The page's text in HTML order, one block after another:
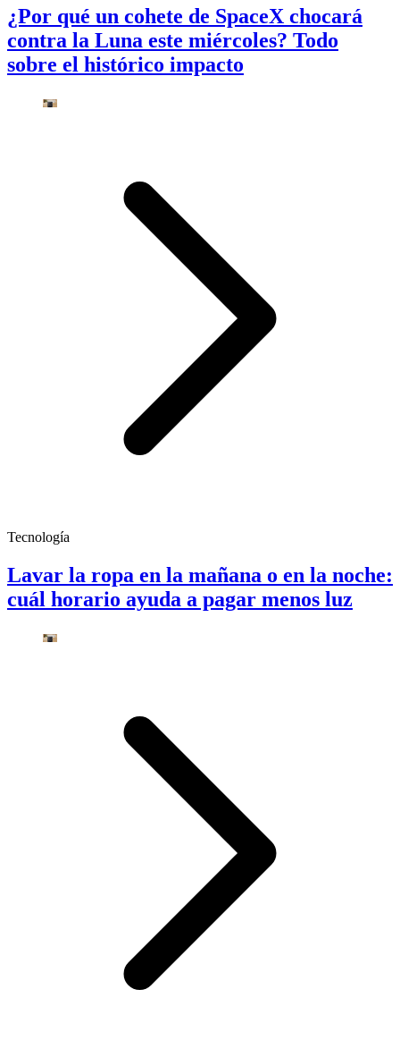
¿Por qué un cohete de SpaceX chocará
contra la Luna este miércoles? Todo
sobre el histórico impacto
Tecnología
Lavar la ropa en la mañana o en la noche:
cuál horario ayuda a pagar menos luz